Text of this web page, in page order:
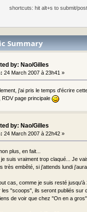
shortcuts: hit alt+s to submit/
Summary
by: Nao/Gilles
24 March 2007 à 23h41 »
j'ai pris le temps d'écrire
RDV page principale
by: Nao/Gilles
24 March 2007 à 22h42 »
plus, en fait...
je suis vraiment trop claqué... Je
très embêté, si j'attends lundi
cas, comme je suis resté
les "scoops", ils seront publiés sur
de voir que chez "On en a